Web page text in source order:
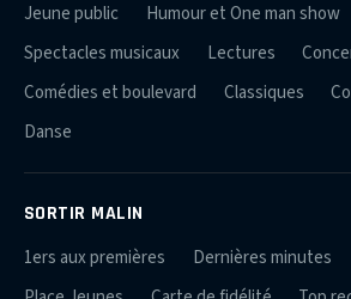
Jeune public
Humour et One man show
Spectacles musicaux
Lectures
Comédies et boulevard
Classiques
Danse
SORTIR MALIN
1ers aux premières Dernières minutes